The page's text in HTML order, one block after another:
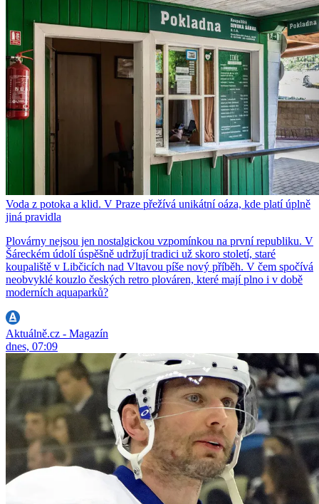
Voda z potoka a klid. V Praze přežívá unikátní oáza, kde platí úplně
jiná pravidla
Plovárny nejsou jen nostalgickou vzpomínkou na první republiku. V
Šáreckém údolí úspěšně udržují tradici už skoro století, staré
koupaliště v Libčicích nad Vltavou píše nový příběh. V čem spočívá
neobvyklé kouzlo českých retro plováren, které mají plno i v době
moderních aquaparků?
Aktuálně.cz - Magazín
dnes, 07:09